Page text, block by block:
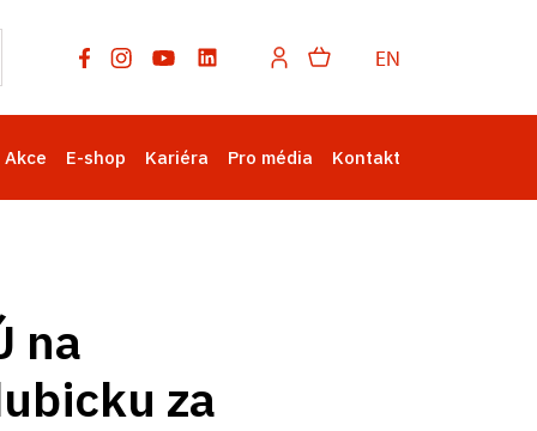
EN
Akce E-shop Kariéra Pro média Kontakt
na
za